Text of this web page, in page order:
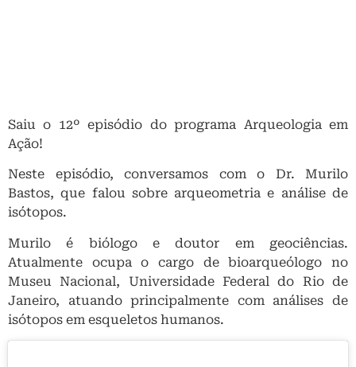
Saiu o 12º episódio do programa Arqueologia em
Ação!
Neste episódio, conversamos com o Dr. Murilo
Bastos, que falou sobre arqueometria e análise de
isótopos.
Murilo é biólogo e doutor em geociências.
Atualmente ocupa o cargo de bioarqueólogo no
Museu Nacional, Universidade Federal do Rio de
Janeiro, atuando principalmente com análises de
isótopos em esqueletos humanos.